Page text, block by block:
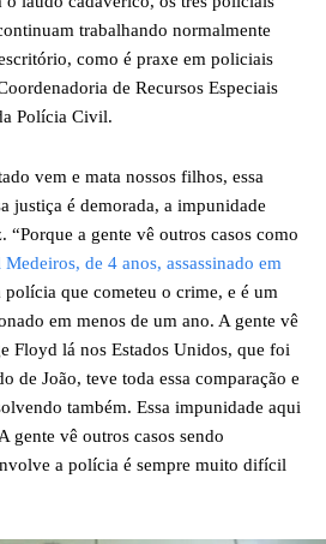
trabalhando normalmente
como é praxe em policiais
de Recursos Especiais
Polícia Civil.
vem e mata nossos filhos, essa
justiça é demorada, a impunidade
“Porque a gente vê outros casos como
de 4 anos, assassinado em
que cometeu o crime, e é um
em menos de um ano. A gente vê
Floyd lá nos Estados Unidos, que foi
de João, teve toda essa comparação e
também. Essa impunidade aqui
vê outros casos sendo
a polícia é sempre muito difícil